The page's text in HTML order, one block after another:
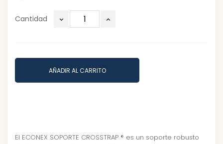
Cantidad
AÑADIR AL CARRITO
El ECONEX SOPORTE CROSSTRAP ® es un soporte robusto